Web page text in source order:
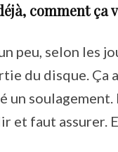
comment ça
peu, selon les
du disque.
un
et faut assurer.